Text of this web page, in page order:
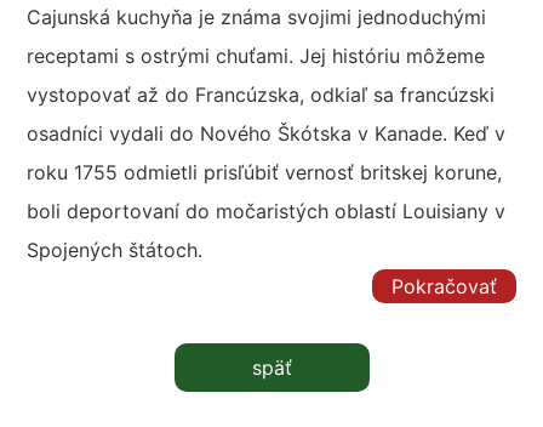
Cajunská kuchyňa je známa svojimi jednoduchými
receptami s ostrými chuťami. Jej históriu môžeme
vystopovať až do Francúzska, odkiaľ sa francúzski
osadníci vydali do Nového Škótska v Kanade. Keď v
roku 1755 odmietli prisľúbiť vernosť britskej korune,
boli deportovaní do močaristých oblastí Louisiany v
Spojených štátoch.
Pokračovať
späť